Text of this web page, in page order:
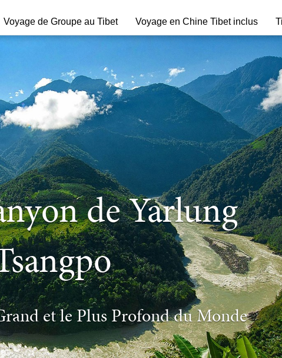
Voyage de Groupe au Tibet Voyage en Chine Tibet inclus
de Yarlung
et le Plus Profond du Monde